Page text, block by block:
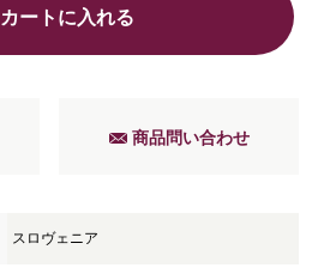
カートに入れる
商品問い合わせ
スロヴェニア